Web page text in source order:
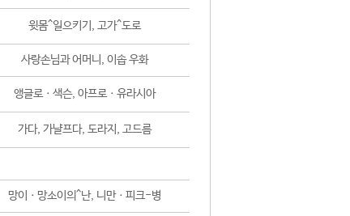
윗몸^일으키기, 고가^도로
사랑손님과 어머니, 이솝 우화
앵글로ㆍ색슨, 아프로ㆍ유라시아
가다, 가냘프다, 도라지, 고드름
망이ㆍ망소이의^난, 니만ㆍ피크-병